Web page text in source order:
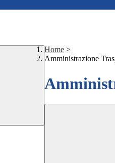
Home >
Amministrazione